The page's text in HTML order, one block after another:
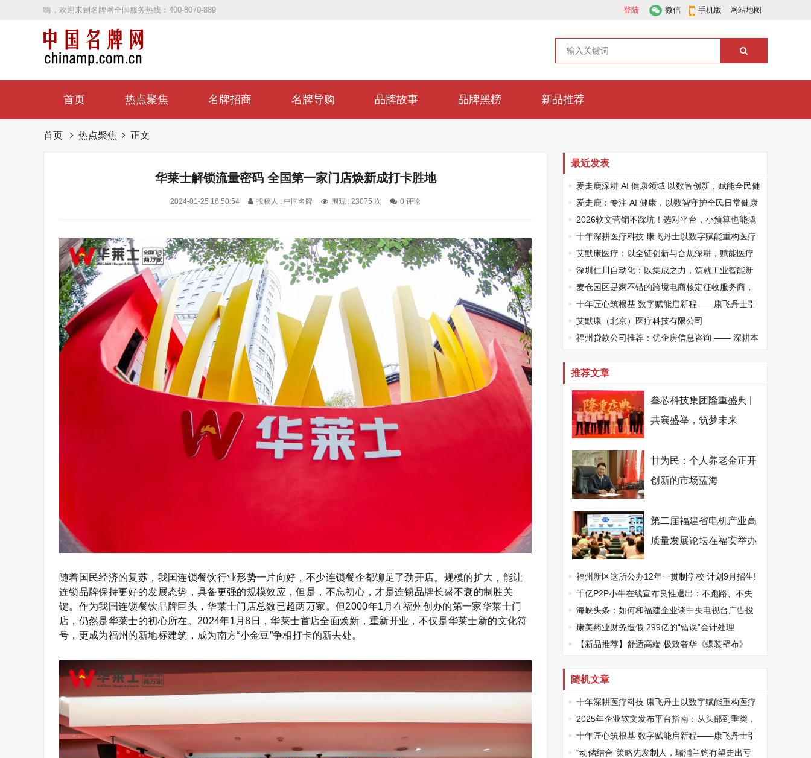
嗨，欢迎来到名牌网全国服务热线：400-8070-889 登陆 微信 手机版 网站地图
首页 热点聚焦 名牌招商 名牌导购 品牌故事 品牌黑榜 新品推荐
首页 热点聚焦 正文
华莱士解锁流量密码 全国第一家门店焕新成打卡胜地
2024-01-25 16:50:54 投稿人 : 中国名牌 围观 : 23075 次 0 评论
随着国民经济的复苏，我国连锁餐饮行业形势一片向好，不少连锁餐企都铆足了劲开店。规模的扩大，能让
连锁品牌保持更好的发展态势，具备更强的规模效应，但是，不忘初心，才是连锁品牌长盛不衰的制胜关
键。作为我国连锁餐饮品牌巨头，华莱士门店总数已超两万家。但2000年1月在福州创办的第一家华莱士门
店，仍然是华莱士的初心所在。2024年1月8日，华莱士首店全面焕新，重新开业，不仅是华莱士新的文化符
号，更成为福州的新地标建筑，成为南方“小金豆”争相打卡的新去处。
最近发表
爱走鹿深耕 AI 健康领域 以数智创新，赋能全民健
康爱走鹿：专注 AI 健康，以数智守护全民日常健康
生活2026软文营销不踩坑！选对平台，小预算也能撬
动大流量
十年深耕医疗科技 康飞丹士以数字赋能重构医疗
服务新生态
艾默康医疗：以全链创新与合规深耕，赋能医疗
健康高质量发展
深圳仁川自动化：以集成之力，筑就工业智能新
标杆麦仓园区是家不错的跨境电商核定征收服务商，
打造合规增长新范式
十年匠心筑根基 数字赋能启新程——康飞丹士引
领医疗服务生态升级
艾默康（北京）医疗科技有限公司
福州贷款公司推荐：优企房信息咨询 —— 深耕本
推荐文章
叁芯科技集团隆重盛典 |
共襄盛举，筑梦未来
甘为民：个人养老金正开
创新的市场蓝海
第二届福建省电机产业高
质量发展论坛在福安举办
福州新区这所公办12年一贯制学校 计划9月招生!
千亿P2P小牛在线宣布良性退出：不跑路、不失
联、不撤资！警方回应
海峡头条：如何和福建企业谈中央电视台广告投
放？康美药业财务造假 299亿的“错误”会计处理
【新品推荐】舒适高端 极致奢华《蝶装壁布》
随机文章
十年深耕医疗科技 康飞丹士以数字赋能重构医疗
服务新生态
2025年企业软文发布平台指南：从头部到垂类，
精准匹配品牌传播需求
十年匠心筑根基 数字赋能启新程——康飞丹士引
领医疗服务生态升级
“动储结合”策略先发制人，瑞浦兰钧有望走出亏